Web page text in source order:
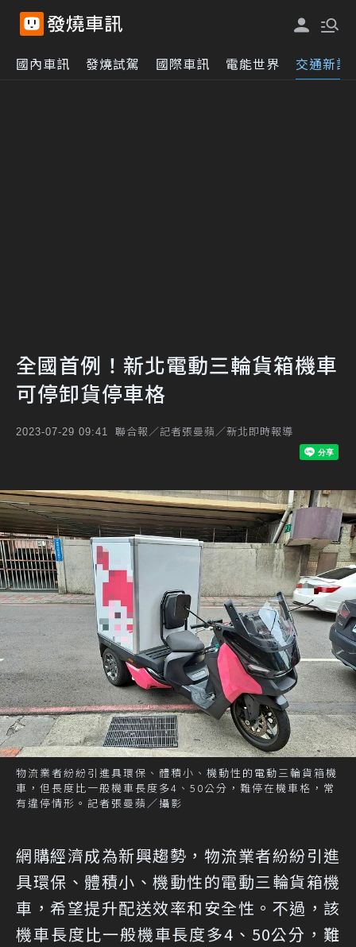
國內車訊 發燒試駕 國際車訊 電能世界 交通新訊
全國首例！新北電動三輪貨箱機車
可停卸貨停車格
2023-07-29 09:41 聯合報／記者張曼蘋／新北即時報導
物流業者紛紛引進具環保、體積小、機動性的電動三輪貨箱機
車，但長度比一般機車長度多4、50公分，難停在機車格，常
有違停情形。記者張曼蘋／攝影
網購經濟成為新興趨勢，物流業者紛紛引進
具環保、體積小、機動性的電動三輪貨箱機
車，希望提升配送效率和安全性。不過，該
機車長度比一般機車長度多4、50公分，難